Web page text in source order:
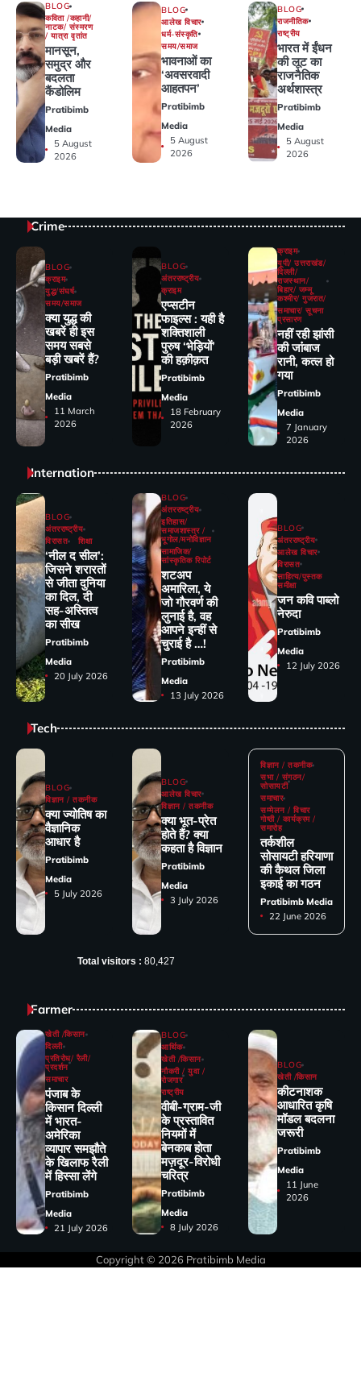
BLOG
कविता /कहानी/
नाटक/ संस्मरण
/ यात्रा वृतांत
मानसून,
समुद्र और
बदलता
कैंडोलिम
Pratibimb
Media
5 August
2026
BLOG
आलेख विचार
धर्म-संस्कृति
समय/समाज
भावनाओं का
‘अवसरवादी
आहतपन’
Pratibimb
Media
5 August
2026
BLOG
राजनीतिक
राष्ट्रीय
भारत में ईंधन
की लूट का
राजनैतिक
अर्थशास्त्र
Pratibimb
Media
5 August
2026
Crime
BLOG
क्राइम
युद्ध/संघर्ष
समय/समाज
क्या युद्ध की
खबरें ही इस
समय सबसे
बड़ी खबरें हैं?
Pratibimb
Media
11 March
2026
BLOG
अंतरराष्ट्रीय
क्राइम
एप्सटीन
फाइल्स : यही है
शक्तिशाली
पुरुष ‘भेड़ियों’
की हक़ीक़त
Pratibimb
Media
18 February
2026
क्राइम
यूपी/ उत्तराखंड/
दिल्ली/
राजस्थान/
बिहार/ जम्मू
कश्मीर/ गुजरात/
समाचार/ सूचना
प्रसारण
नहीं रही झांसी
की जांंबाज
रानी, कत्‍ल हो
गया
Pratibimb
Media
7 January
2026
Internation
BLOG
अंतरराष्ट्रीय
विरासत
शिक्षा
‘नील द सील’:
जिसने शरारतों
से जीता दुनिया
का दिल, दी
सह-अस्तित्व
का सीख
Pratibimb
Media
20 July 2026
BLOG
अंतरराष्ट्रीय
इतिहास/
समाजशास्त्र /
भूगोल/मनोविज्ञान
सामाजिक/
सांस्कृतिक रिपोर्ट
शटअप
अमारिला, ये
जो गौरवर्ण की
लुनाई है, वह
आपने इन्हीं से
चुराई है …!
Pratibimb
Media
13 July 2026
BLOG
अंतरराष्ट्रीय
आलेख विचार
विरासत
साहित्य/पुस्तक
समीक्षा
जन कवि पाब्लो
नेरुदा
Pratibimb
Media
12 July 2026
Tech
BLOG
विज्ञान / तकनीक
क्या ज्योतिष का
वैज्ञानिक
आधार है
Pratibimb
Media
5 July 2026
BLOG
आलेख विचार
विज्ञान / तकनीक
क्या भूत-प्रेत
होते हैं? क्या
कहता है विज्ञान
Pratibimb
Media
3 July 2026
विज्ञान / तकनीक
सभा / संगठन/
सोसायटी
समाचार
सम्मेलन / विचार
गोष्ठी / कार्यक्रम /
समारोह
तर्कशील
सोसायटी हरियाणा
की कैथल जिला
इकाई का गठन
Pratibimb Media
22 June 2026
Total visitors : 80,427
Farmer
खेती /किसान
दिल्ली
प्रतिरोध/ रैली/
प्रदर्शन
समाचार
पंजाब के
किसान दिल्ली
में भारत-
अमेरिका
व्यापार समझौते
के खिलाफ रैली
में हिस्सा लेंगे
Pratibimb
Media
21 July 2026
BLOG
आर्थिक
खेती /किसान
नौकरी / युवा /
रोजगार
राष्ट्रीय
वीबी-ग्राम-जी
के प्रस्तावित
नियमों में
बेनकाब होता
मज़दूर-विरोधी
चरित्र
Pratibimb
Media
8 July 2026
BLOG
खेती /किसान
कीटनाशक
आधारित कृषि
मॉडल बदलना
जरूरी
Pratibimb
Media
11 June
2026
Copyright © 2026 Pratibimb Media